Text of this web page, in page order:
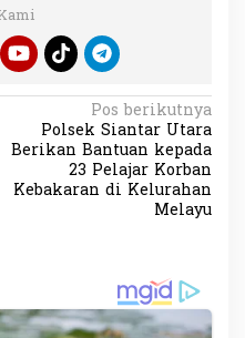
Pos berikutnya
Polsek Siantar Utara
Berikan Bantuan kepada
23 Pelajar Korban
Kebakaran di Kelurahan
Melayu